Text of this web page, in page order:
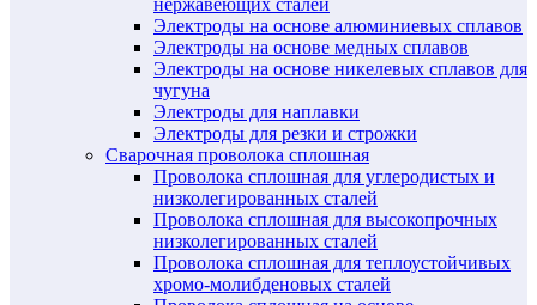
Электроды на основе алюминиевых сплавов
Электроды на основе медных сплавов
Электроды на основе никелевых сплавов для
чугуна
Электроды для наплавки
Электроды для резки и строжки
Сварочная проволока сплошная
Проволока сплошная для углеродистых и
низколегированных сталей
Проволока сплошная для высокопрочных
низколегированных сталей
Проволока сплошная для теплоустойчивых
хромо-молибденовых сталей